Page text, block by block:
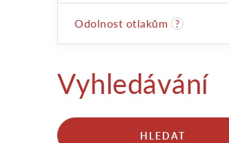
Odolnost otlakům ?
Vyhledávání
HLEDAT